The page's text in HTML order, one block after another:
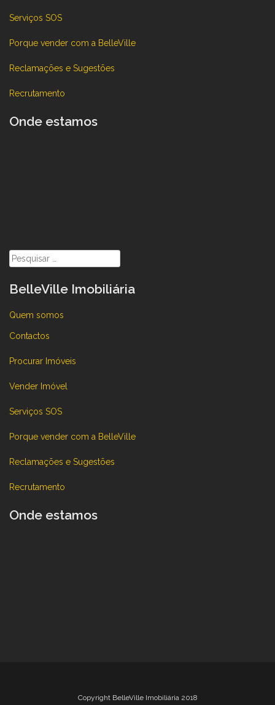
Serviços SOS
Porque vender com a BelleVille
Reclamações e Sugestões
Recrutamento
Onde estamos
Pesquisar
por:
BelleVille Imobiliária
Quem somos
Contactos
Procurar Imóveis
Vender Imóvel
Serviços SOS
Porque vender com a BelleVille
Reclamações e Sugestões
Recrutamento
Onde estamos
Copyright BelleVille Imobiliária 2018